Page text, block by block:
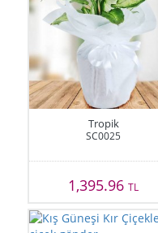
Tropik
SC0025
1,395.96TL